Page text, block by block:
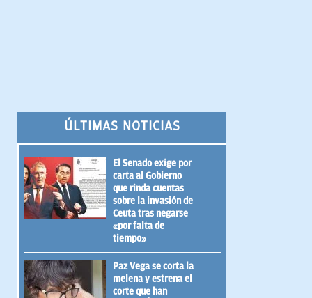
ÚLTIMAS NOTICIAS
El Senado exige por
carta al Gobierno
que rinda cuentas
sobre la invasión de
Ceuta tras negarse
«por falta de
tiempo»
Paz Vega se corta la
melena y estrena el
corte que han